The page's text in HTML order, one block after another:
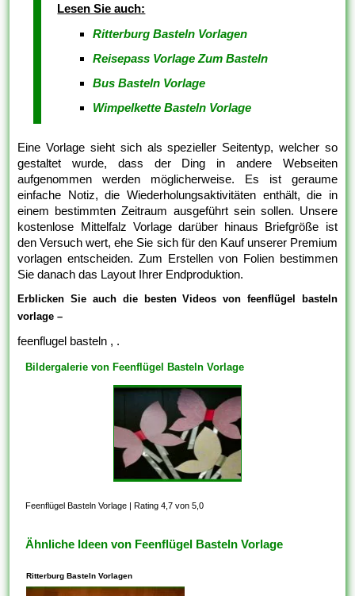
Lesen Sie auch:
Ritterburg Basteln Vorlagen
Reisepass Vorlage Zum Basteln
Bus Basteln Vorlage
Wimpelkette Basteln Vorlage
Eine Vorlage sieht sich als spezieller Seitentyp, welcher so
gestaltet wurde, dass der Ding in andere Webseiten
aufgenommen werden möglicherweise. Es ist geraume
einfache Notiz, die Wiederholungsaktivitäten enthält, die in
einem bestimmten Zeitraum ausgeführt sein sollen. Unsere
kostenlose Mittelfalz Vorlage darüber hinaus Briefgröße ist
den Versuch wert, ehe Sie sich für den Kauf unserer Premium
vorlagen entscheiden. Zum Erstellen von Folien bestimmen
Sie danach das Layout Ihrer Endproduktion.
Erblicken Sie auch die besten Videos von feenflügel basteln
vorlage –
feenflugel basteln , .
Bildergalerie von Feenflügel Basteln Vorlage
Feenflügel Basteln Vorlage |Rating 4,7 von 5,0
Ähnliche Ideen von Feenflügel Basteln Vorlage
Ritterburg Basteln Vorlagen